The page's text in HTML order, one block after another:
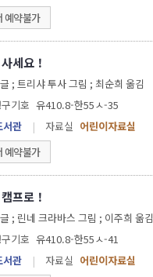
예약불가
세요！
; 트리샤 투사 그림 ; 최순희 옮김
기호 유410.8-한55ㅅ-35
서관 | 자료실 어린이자료실
예약불가
프로！
; 린네 크라바스 그림 ; 이주희 옮김
기호 유410.8-한55ㅅ-41
서관 | 자료실 어린이자료실